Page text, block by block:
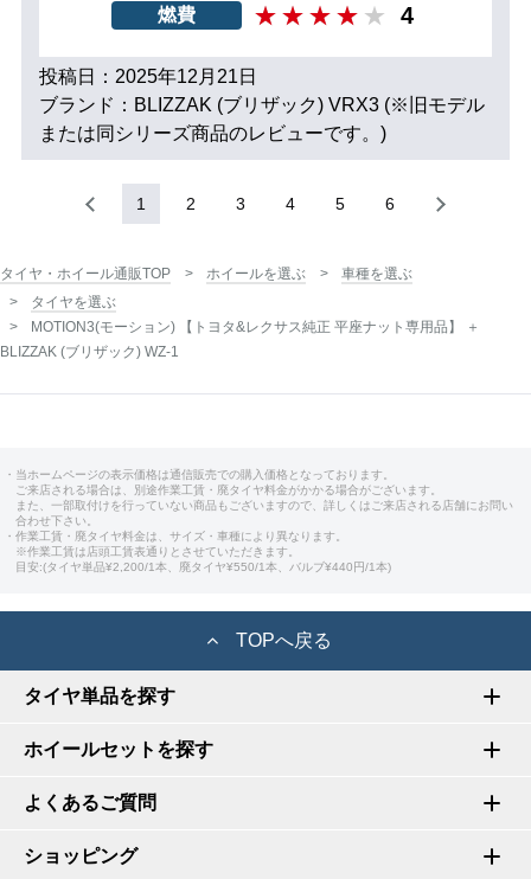
燃費 4
投稿日：2025年12月21日
ブランド：BLIZZAK (ブリザック) VRX3 (※旧モデル
または同シリーズ商品のレビューです。)
1 2 3 4 5 6
タイヤ・ホイール通販TOP ホイールを選ぶ
車種を選ぶ
タイヤを選ぶ
MOTION3(モーション) 【トヨタ&レクサス純正 平座ナット専用品】 ＋
BLIZZAK (ブリザック) WZ-1
・当ホームページの表示価格は通信販売での購入価格となっております。
ご来店される場合は、別途作業工賃・廃タイヤ料金がかかる場合がございます。
また、一部取付けを行っていない商品もございますので、詳しくはご来店される店舗にお問い
合わせ下さい。
・作業工賃・廃タイヤ料金は、サイズ・車種により異なります。
※作業工賃は店頭工賃表通りとさせていただきます。
目安:(タイヤ単品¥2,200/1本、廃タイヤ¥550/1本、バルブ¥440円/1本)
TOPへ戻る
タイヤ単品を探す
ホイールセットを探す
よくあるご質問
ショッピング